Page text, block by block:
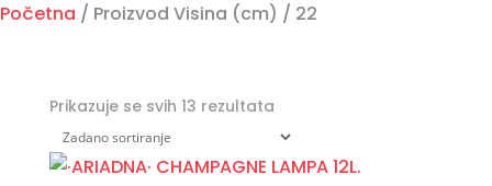
Početna / Proizvod Visina (cm) / 22
Prikazuje se svih 13 rezultata